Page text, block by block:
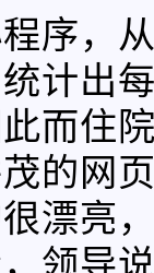
序，
计出
而住
的网
漂亮